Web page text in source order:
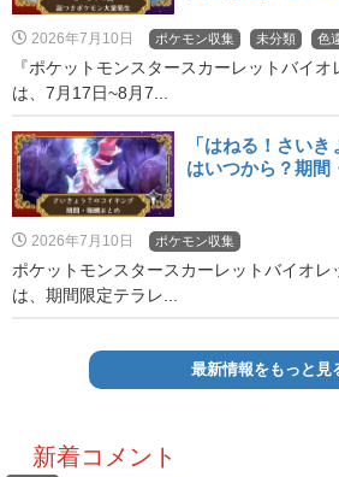
2026年7月10日 ポケモン収集 未分類 色
『ポケットモンスタースカーレットバイ
は、7月17日~8月7...
「はねる！さいき
はいつから？期間
2026年7月10日 ポケモン収集
ポケットモンスタースカーレットバイオ
は、期間限定テラレ...
最新情報をもっと見
新着コメント